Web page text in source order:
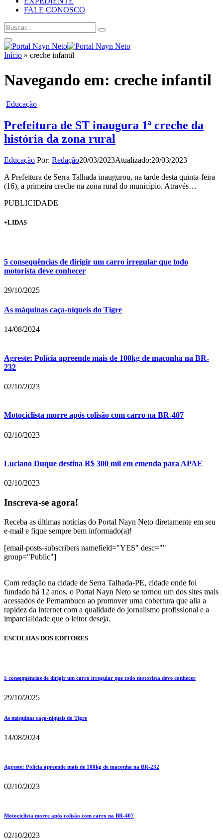
FALE CONOSCO
Início » creche infantil
Navegando em: creche infantil
Educação
Prefeitura de ST inaugura 1ª creche da
história da zona rural
Educação Por: Redação20/03/2023Atualizado:20/03/2023
A Prefeitura de Serra Talhada inaugurou, na tarde desta quinta-feira
(16), a primeira creche na zona rural do município. Através…
PUBLICIDADE
+LIDAS
5 consequências de dirigir um carro irregular que todo
motorista deve conhecer
29/10/2025
As máquinas caça-níqueis do Tigre
14/08/2024
Agreste: Polícia apreende mais de 100kg de maconha na BR-
232
02/10/2023
Motociclista morre após colisão com carro na BR-407
02/10/2023
Luciano Duque destina R$ 300 mil em emenda para APAE
02/10/2023
Inscreva-se agora!
Receba as últimas notícias do Portal Nayn Neto diretamente em seu
e-mail e fique sempre bem informado(a)!
[email-posts-subscribers namefield="YES" desc=""
group="Public"]
Com redação na cidade de Serra Talhada-PE, cidade onde foi
fundado há 12 anos, o Portal Nayn Neto se tornou um dos sites mais
acessados de Pernambuco ao promover uma cobertura que alia a
rapidez da internet com a qualidade do jornalismo profissional e a
imparcialidade que o leitor deseja.
ESCOLHAS DOS EDITORES
5 consequências de dirigir um carro irregular que todo motorista deve conhecer
29/10/2025
As máquinas caça-níqueis do Tigre
14/08/2024
Agreste: Polícia apreende mais de 100kg de maconha na BR-232
02/10/2023
Motociclista morre após colisão com carro na BR-407
02/10/2023